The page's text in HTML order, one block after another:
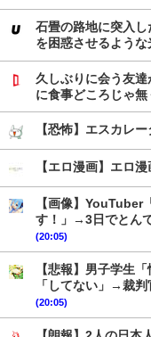
石畳の路地に突入
を困惑させるよう
久しぶりに会う友
に食事どころじゃ
【恐怖】エスカレ
【エロ漫画】エロ
【画像】YouTuber
す！」→3日でとん
(20:05)
【悲報】男子学生
「してない」→裁
(20:05)